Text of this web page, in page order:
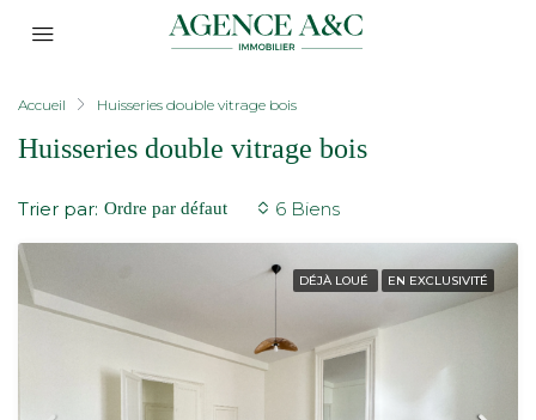
Accueil Huisseries double vitrage bois
Huisseries double vitrage bois
6 Biens
Trier par: Ordre par défaut
DÉJÀ LOUÉ EN EXCLUSIVITÉ